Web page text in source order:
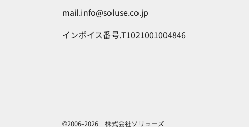
mail.info@soluse.co.jp
インボイス番号.T1021001004846
©2006-2026 株式会社ソリューズ